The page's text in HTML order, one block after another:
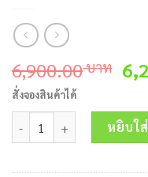
6,900.00บาท
สั่งจองสินค้าได้
จำนวน SOLID-STATEหยิบใ